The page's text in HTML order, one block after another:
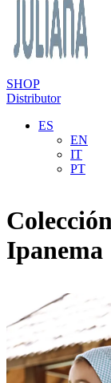
SHOP
Distributor
ES
EN
IT
PT
Ipanema